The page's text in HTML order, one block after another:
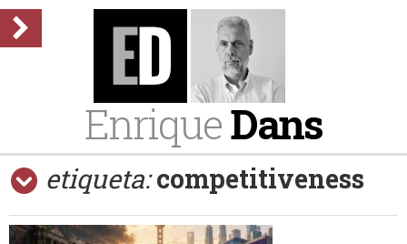
EnriqueDans
etiqueta: competitiveness